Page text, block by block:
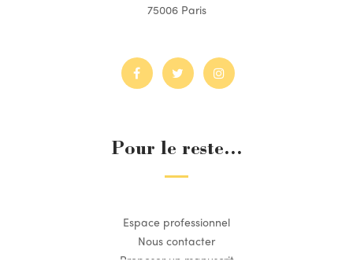
75006 Paris
Pour le reste...
Espace professionnel
Nous contacter
Proposer un manuscrit